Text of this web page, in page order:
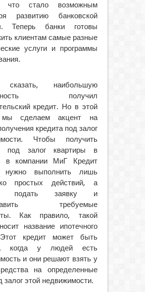
что стало возможным
развитию банковской
Теперь банки готовы
клиентам самые разные
услуги и программы
сказать, наибольшую
получил
кредит. Но в этой
мы сделаем акцент на
кредита под залог
Чтобы получить
под залог квартиры в
в компании МиГ Кредит
нужно выполнить лишь
простых действий, а
подать заявку и
требуемые
Как правило, такой
название ипотечного
кредит может быть
когда у людей есть
и они решают взять у
на определенные
залог этой недвижимости.